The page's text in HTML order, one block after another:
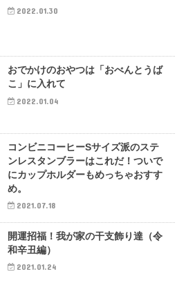
2022.01.30
おでかけのおやつは「おべんとうば
こ」に入れて
2022.01.04
コンビニコーヒーSサイズ派のステ
ンレスタンブラーはこれだ！ついで
にカップホルダーもめっちゃおすす
め。
2021.07.18
開運招福！我が家の干支飾り達（令
和辛丑編）
2021.01.24